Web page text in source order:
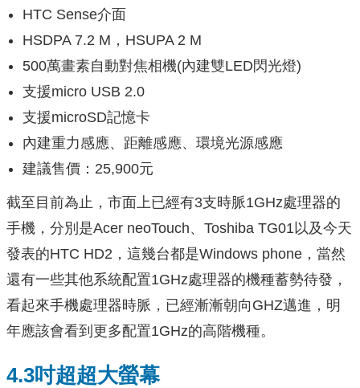
HTC Sense介面
HSDPA 7.2 M，HSUPA 2 M
500萬畫素自動對焦相機(內建雙LED閃光燈)
支援micro USB 2.0
支援microSD記憶卡
內建重力感應、距離感應、環境光源感應
建議售價：25,900元
截至目前為止，市面上已經有3支時脈1GHz處理器的
手機，分別是Acer neoTouch、Toshiba TG01以及今天
發表的HTC HD2，這幾台都是Windows phone，當然
還有一些其他系統配置1GHz處理器的機種蓄勢待發，
看起來手機處理器時脈，已經漸漸朝向GHZ邁進，明
年應該會看到更多配置1GHz的高階機種。
4.3吋超超大螢幕